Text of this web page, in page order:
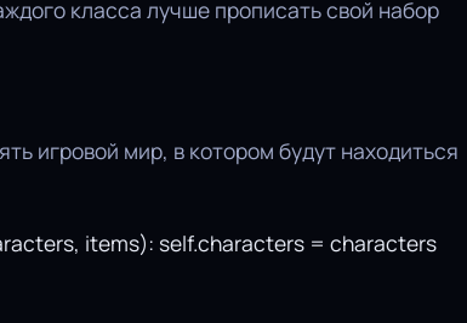
класса лучше прописать свой набор
игровой мир, в котором будут находиться
items): self.characters = characters